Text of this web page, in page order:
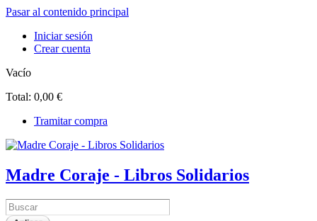
Pasar al contenido principal
Iniciar sesión
Crear cuenta
Vacío
Total: 0,00 €
Tramitar compra
Madre Coraje - Libros Solidarios